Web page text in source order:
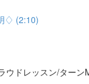
♢ (2:10)
ウドレッスン/ターン